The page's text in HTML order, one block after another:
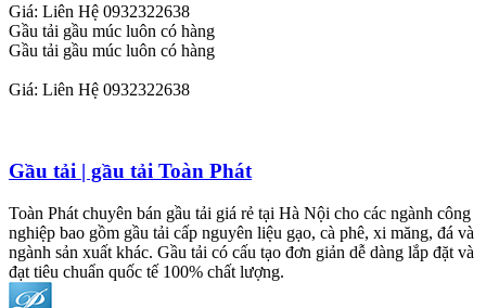
Giá: Liên Hệ 0932322638
Gầu tải gầu múc luôn có hàng
Gầu tải gầu múc luôn có hàng
Giá: Liên Hệ 0932322638
Gầu tải | gầu tải Toàn Phát
Toàn Phát chuyên bán gầu tải giá rẻ tại Hà Nội cho các ngành công
nghiệp bao gồm gầu tải cấp nguyên liệu gạo, cà phê, xi măng, đá và
ngành sản xuất khác. Gầu tải có cấu tạo đơn giản dễ dàng lắp đặt và
đạt tiêu chuẩn quốc tế 100% chất lượng.